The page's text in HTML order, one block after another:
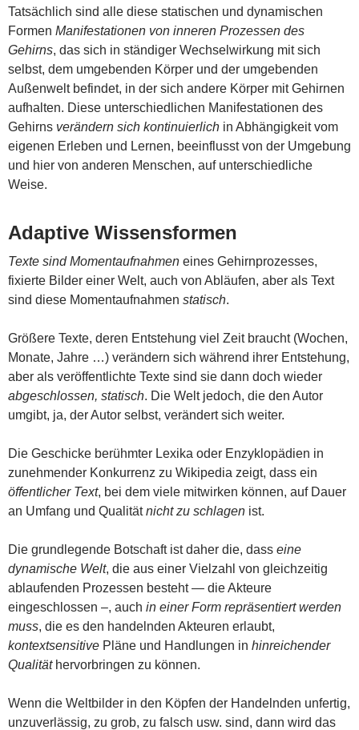
Tatsächlich sind alle diese statischen und dynamischen
Formen Manifestationen von inneren Prozessen des
Gehirns, das sich in ständiger Wechselwirkung mit sich
selbst, dem umgebenden Körper und der umgebenden
Außenwelt befindet, in der sich andere Körper mit Gehirnen
aufhalten. Diese unterschiedlichen Manifestationen des
Gehirns verändern sich kontinuierlich in Abhängigkeit vom
eigenen Erleben und Lernen, beeinflusst von der Umgebung
und hier von anderen Menschen, auf unterschiedliche
Weise.
Adaptive Wissensformen
Texte sind Momentaufnahmen eines Gehirnprozesses,
fixierte Bilder einer Welt, auch von Abläufen, aber als Text
sind diese Momentaufnahmen statisch.
Größere Texte, deren Entstehung viel Zeit braucht (Wochen,
Monate, Jahre …) verändern sich während ihrer Entstehung,
aber als veröffentlichte Texte sind sie dann doch wieder
abgeschlossen, statisch. Die Welt jedoch, die den Autor
umgibt, ja, der Autor selbst, verändert sich weiter.
Die Geschicke berühmter Lexika oder Enzyklopädien in
zunehmender Konkurrenz zu Wikipedia zeigt, dass ein
öffentlicher Text, bei dem viele mitwirken können, auf Dauer
an Umfang und Qualitätnicht zu schlagen ist.
Die grundlegende Botschaft ist daher die, dass eine
dynamische Welt, die aus einer Vielzahl von gleichzeitig
ablaufenden Prozessen besteht — die Akteure
eingeschlossen –, auch in einer Form repräsentiert werden
muss, die es den handelnden Akteuren erlaubt,
kontextsensitive Pläne und Handlungen in hinreichender
Qualitäthervorbringen zu können.
Wenn die Weltbilder in den Köpfen der Handelnden unfertig,
unzuverlässig, zu grob, zu falsch usw. sind, dann wird das